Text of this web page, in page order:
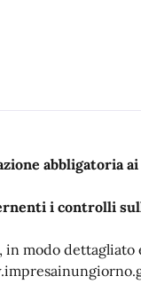
abbligatoria
i controlli
in modo